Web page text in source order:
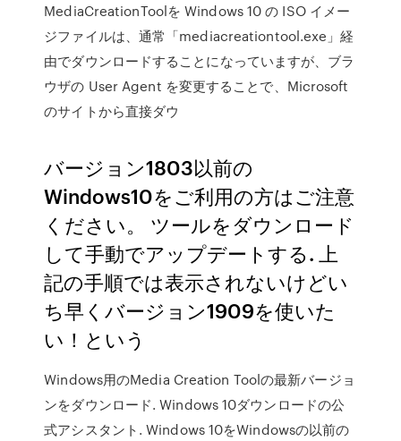
MediaCreationToolを Windows 10 の ISO イメー
ジファイルは、通常「mediacreationtool.exe」経
由でダウンロードすることになっていますが、ブラ
ウザの User Agent を変更することで、Microsoft
のサイトから直接ダウ
バージョン1803以前の
Windows10をご利用の方はご注意
ください。 ツールをダウンロード
して手動でアップデートする. 上
記の手順では表示されないけどい
ち早くバージョン1909を使いた
い！という
Windows用のMedia Creation Toolの最新バージョ
ンをダウンロード. Windows 10ダウンロードの公
式アシスタント. Windows 10をWindowsの以前の